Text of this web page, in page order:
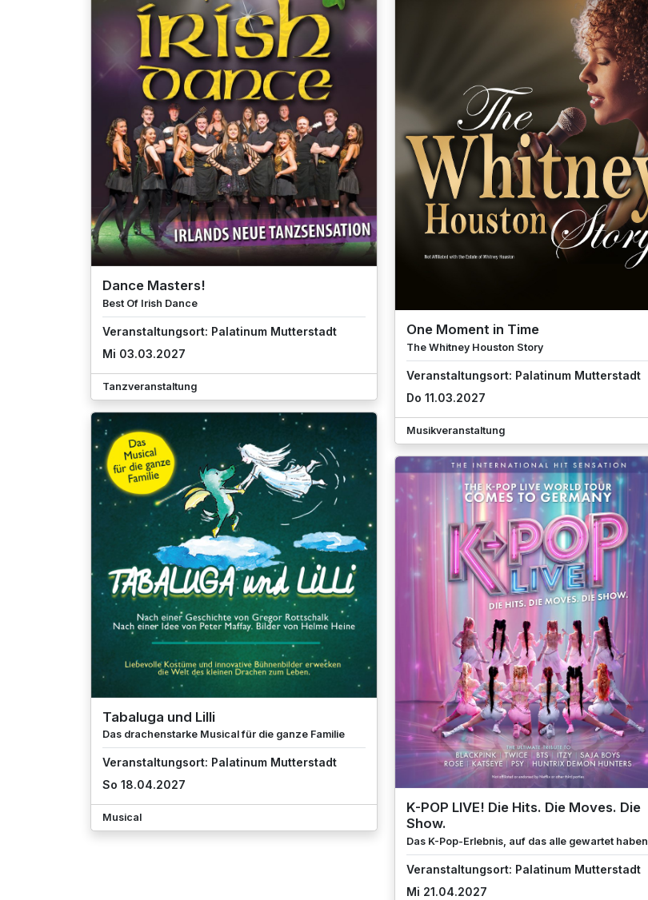
Dance Masters!
Best Of Irish Dance
Veranstaltungsort: Palatinum Mutterstadt
Mi 03.03.2027
Tanzveranstaltung
One Moment in Time
The Whitney Houston Story
Veranstaltungsort: Palatinum Mutterstadt
Do 11.03.2027
Musikveranstaltung
Tabaluga und Lilli
Das drachenstarke Musical für die ganze Familie
Veranstaltungsort: Palatinum Mutterstadt
So 18.04.2027
Musical
K-POP LIVE! Die Hits. Die Moves. Die
Show.
Das K-Pop-Erlebnis, auf das alle gewartet haben
Veranstaltungsort: Palatinum Mutterstadt
Mi 21.04.2027